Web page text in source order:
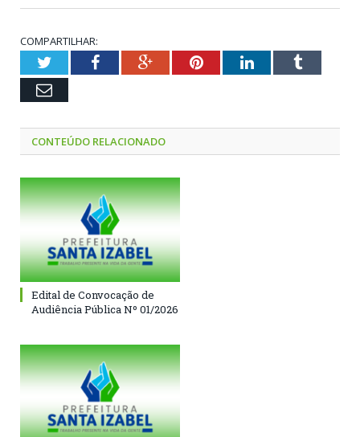
COMPARTILHAR:
TwitterFacebookGoogle+PinterestLinkedInTumblr
Email
CONTEÚDO RELACIONADO
Edital de Convocação de
Audiência Pública Nº 01/2026